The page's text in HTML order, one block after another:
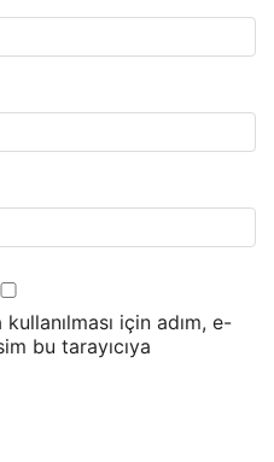
için adım, e-
bu tarayıcıya